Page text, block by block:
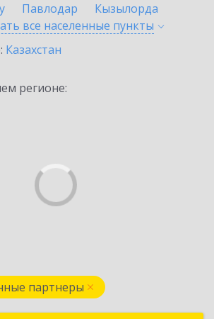
Павлодар
Кызылорда
все населенные пункты
Казахстан
регионе:
партнеры